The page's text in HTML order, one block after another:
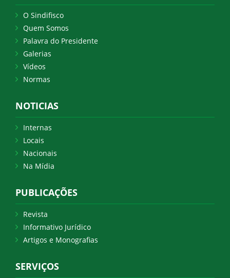
O Sindifisco
Quem Somos
Palavra do Presidente
Galerias
Vídeos
Normas
NOTICIAS
Internas
Locais
Nacionais
Na Mídia
PUBLICAÇÕES
Revista
Informativo Jurídico
Artigos e Monografias
SERVIÇOS